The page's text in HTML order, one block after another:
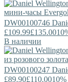
DW00100746
£109.99£135.00
В наличии
DW00100247
£89.90£110.00